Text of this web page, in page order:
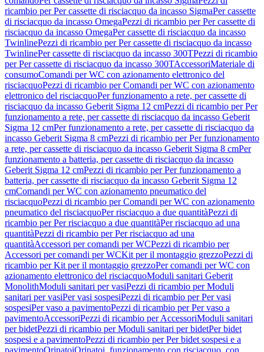
ricambio per Per cassette di risciacquo da incasso SigmaPer cassette
di risciacquo da incasso OmegaPezzi di ricambio per Per cassette di
risciacquo da incasso OmegaPer cassette di risciacquo da incasso
TwinlinePezzi di ricambio per Per cassette di risciacquo da incasso
TwinlinePer cassette di risciacquo da incasso 300TPezzi di ricambio
per Per cassette di risciacquo da incasso 300TAccessoriMateriale di
consumoComandi per WC con azionamento elettronico del
risciacquoPezzi di ricambio per Comandi per WC con azionamento
elettronico del risciacquoPer funzionamento a rete, per cassette di
risciacquo da incasso Geberit Sigma 12 cmPezzi di ricambio per Per
funzionamento a rete, per cassette di risciacquo da incasso Geberit
Sigma 12 cmPer funzionamento a rete, per cassette di risciacquo da
incasso Geberit Sigma 8 cmPezzi di ricambio per Per funzionamento
a rete, per cassette di risciacquo da incasso Geberit Sigma 8 cmPer
funzionamento a batteria, per cassette di risciacquo da incasso
Geberit Sigma 12 cmPezzi di ricambio per Per funzionamento a
batteria, per cassette di risciacquo da incasso Geberit Sigma 12
cmComandi per WC con azionamento pneumatico del
risciacquoPezzi di ricambio per Comandi per WC con azionamento
pneumatico del risciacquoPer risciacquo a due quantitàPezzi di
ricambio per Per risciacquo a due quantitàPer risciacquo ad una
quantitàPezzi di ricambio per Per risciacquo ad una
quantitàAccessori per comandi per WCPezzi di ricambio per
Accessori per comandi per WCKit per il montaggio grezzoPezzi di
ricambio per Kit per il montaggio grezzoPer comandi per WC con
azionamento elettronico del risciacquoModuli sanitari Geberit
MonolithModuli sanitari per vasiPezzi di ricambio per Moduli
sanitari per vasiPer vasi sospesiPezzi di ricambio per Per vasi
sospesiPer vaso a pavimentoPezzi di ricambio per Per vaso a
pavimentoAccessoriPezzi di ricambio per AccessoriModuli sanitari
per bidetPezzi di ricambio per Moduli sanitari per bidetPer bidet
sospesi e a pavimentoPezzi di ricambio per Per bidet sospesi e a
pavimentoOrinatoiOrinatoi, funzionamento con risciacquo, con